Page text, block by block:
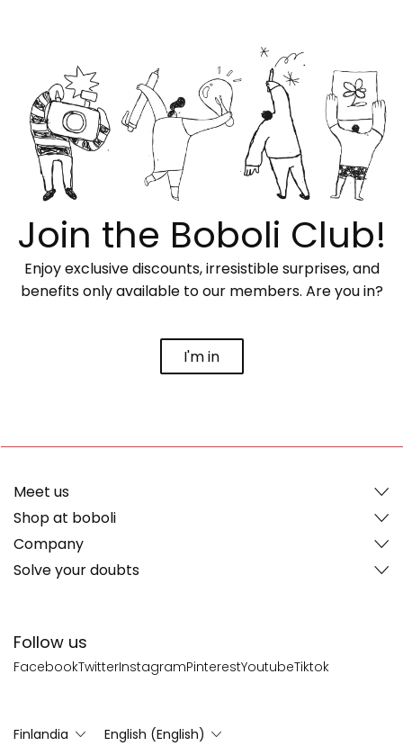
Join the Boboli Club!
Enjoy exclusive discounts, irresistible surprises, and
benefits only available to our members. Are you in?
I'm in
Follow us
FacebookTwitterInstagramPinterestYoutubeTiktok
Meet us
Shop at boboli
Company
Solve your doubts
Finlandia English (English)